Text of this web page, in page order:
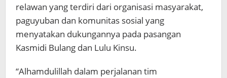
relawan yang terdiri dari organisasi masyarakat,
paguyuban dan komunitas sosial yang
menyatakan dukungannya pada pasangan
Kasmidi Bulang dan Lulu Kinsu.
“Alhamdulillah dalam perjalanan tim